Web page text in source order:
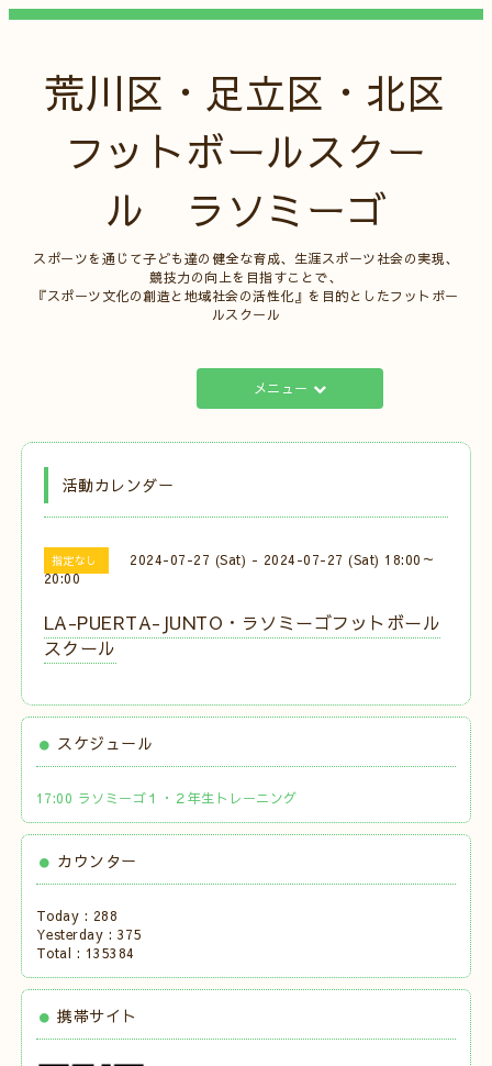
荒川区・足立区・北区
フットボールスクー
ル ラソミーゴ
スポーツを通じて子ども達の健全な育成、生涯スポーツ社会の実現、
競技力の向上を目指すことで、
『スポーツ文化の創造と地域社会の活性化』を目的としたフットボー
ルスクール
メニュー
活動カレンダー
指定なし
2024-07-27 (Sat) - 2024-07-27 (Sat) 18:00～
20:00
LA-PUERTA-JUNTO・ラソミーゴフットボール
スクール
スケジュール
17:00 ラソミーゴ１・２年生トレーニング
カウンター
Today : 288
Yesterday : 375
Total : 135384
携帯サイト